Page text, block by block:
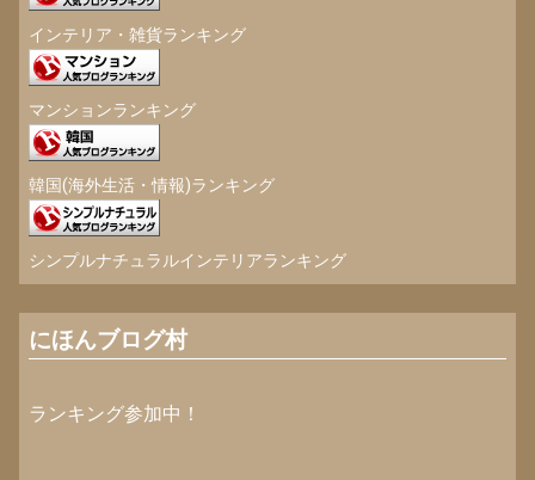
インテリア・雑貨ランキング
マンションランキング
韓国(海外生活・情報)ランキング
シンプルナチュラルインテリアランキング
にほんブログ村
ランキング参加中！